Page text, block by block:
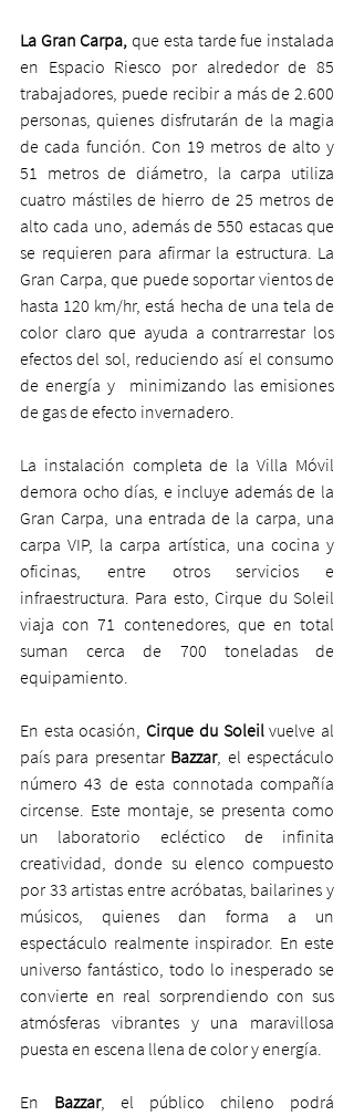
La Gran Carpa, que esta tarde fue instalada
en Espacio Riesco por alrededor de 85
trabajadores, puede recibir a más de 2.600
personas, quienes disfrutarán de la magia
de cada función. Con 19 metros de alto y
51 metros de diámetro, la carpa utiliza
cuatro mástiles de hierro de 25 metros de
alto cada uno, además de 550 estacas que
se requieren para afirmar la estructura. La
Gran Carpa, que puede soportar vientos de
hasta 120 km/hr, está hecha de una tela de
color claro que ayuda a contrarrestar los
efectos del sol, reduciendo así el consumo
de energía y  minimizando las emisiones
de gas de efecto invernadero.
La instalación completa de la Villa Móvil
demora ocho días, e incluye además de la
Gran Carpa, una entrada de la carpa, una
carpa VIP, la carpa artística, una cocina y
oficinas, entre otros servicios e
infraestructura. Para esto, Cirque du Soleil
viaja con 71 contenedores, que en total
suman cerca de 700 toneladas de
equipamiento.
En esta ocasión, Cirque du Soleil vuelve al
país para presentar Bazzar, el espectáculo
número 43 de esta connotada compañía
circense. Este montaje, se presenta como
un laboratorio ecléctico de infinita
creatividad, donde su elenco compuesto
por 33 artistas entre acróbatas, bailarines y
músicos, quienes dan forma a un
espectáculo realmente inspirador. En este
universo fantástico, todo lo inesperado se
convierte en real sorprendiendo con sus
atmósferas vibrantes y una maravillosa
puesta en escena llena de color y energía.
En Bazzar, el público chileno podrá